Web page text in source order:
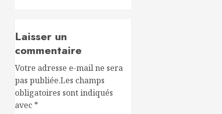
Laisser un
commentaire
Votre adresse e-mail ne sera
pas publiée.Les champs
obligatoires sont indiqués
avec *